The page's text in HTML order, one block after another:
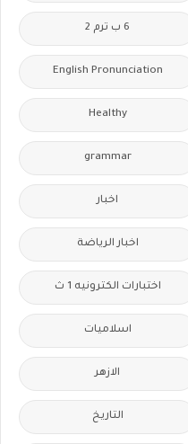
6 ب ترم 2
English Pronunciation
Healthy
grammar
اخبار
اخبار الرياضة
اختبارات الكترونيه 1 ث
اسلاميات
الازهر
التاريخ